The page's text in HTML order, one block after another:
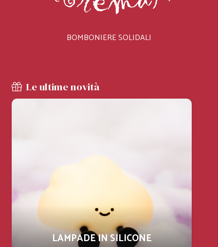
BOMBONIERE SOLIDALI
Le ultime novità
LAMPADE IN SILICONE